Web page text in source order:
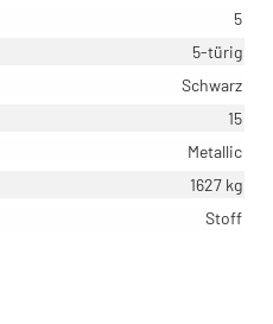
5
5-türig
Schwarz
15
Metallic
1627 kg
Stoff